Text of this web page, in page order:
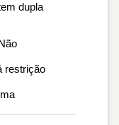
dupla
restrição